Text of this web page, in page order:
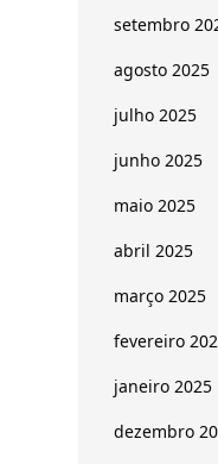
setembro
agosto 2025
julho 2025
junho 2025
maio 2025
abril 2025
março 2025
fevereiro
janeiro 2025
dezembro